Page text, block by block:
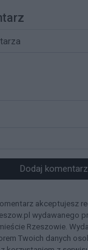
Dodaj komentarz
akceptujesz
wydawanego
Rzeszowie.
Twoich danych